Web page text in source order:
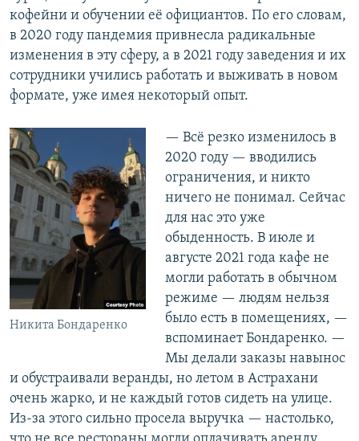
кофейни и обучении её официантов. По его словам,
в 2020 году пандемия привнесла радикальные
изменения в эту сферу, а в 2021 году заведения и их
сотрудники учились работать и выживать в новом
формате, уже имея некоторый опыт.
Никита Бондаренко
— Всё резко изменилось в
2020 году — вводились
ограничения, и никто
ничего не понимал. Сейчас
для нас это уже
обыденность. В июле и
августе 2021 года кафе не
могли работать в обычном
режиме — людям нельзя
было есть в помещениях, —
вспоминает Бондаренко. —
Мы делали заказы навынос
и обустраивали веранды, но летом в Астрахани
очень жарко, и не каждый готов сидеть на улице.
Из-за этого сильно просела выручка — настолько,